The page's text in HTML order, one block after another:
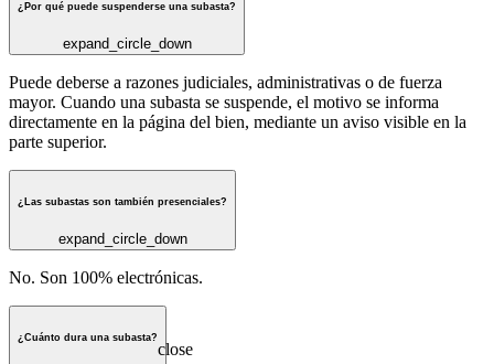
¿Por qué puede suspenderse una subasta?
expand_circle_down
Puede deberse a razones judiciales, administrativas o de fuerza
mayor. Cuando una subasta se suspende, el motivo se informa
directamente en la página del bien, mediante un aviso visible en la
parte superior.
¿Las subastas son también presenciales?
expand_circle_down
No. Son 100% electrónicas.
¿Cuánto dura una subasta?
close